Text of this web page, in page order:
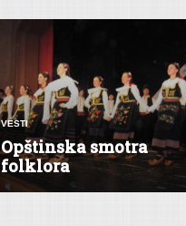
VESTI
Opštinska smotra
folklora